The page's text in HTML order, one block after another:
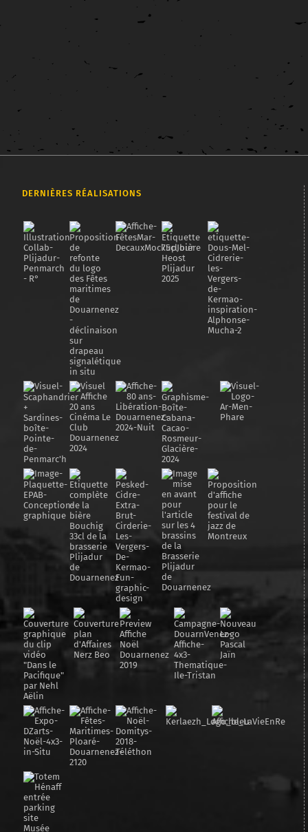
Graphisme Mobilier tactile
Exposition sur le réaménagement du parc Jules Ferry à Lorient
J'ai été le lauréat de l'appel d'offre pour l'exposition sur le
réaménagement du [...]
DERNIÈRES RÉALISATIONS